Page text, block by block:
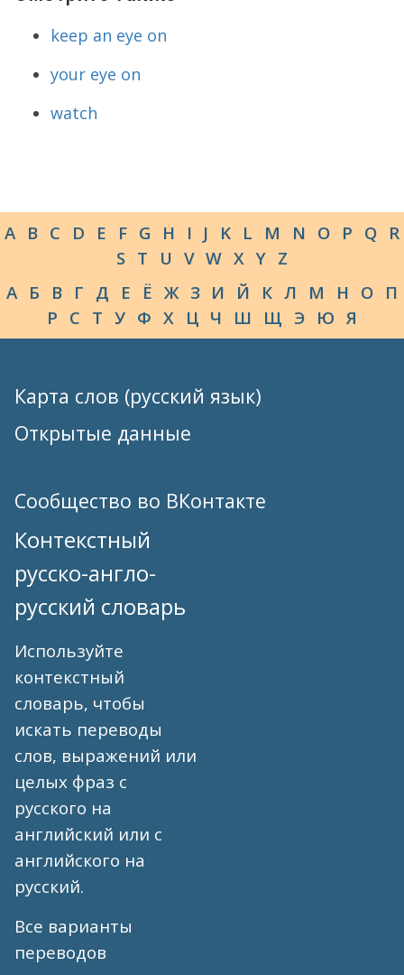
keep an eye on
your eye on
watch
A B C D E F G H I J K L M N O P Q R
S T U V W X Y Z
А Б В Г Д Е Ё Ж З И Й К Л М Н О П
Р С Т У Ф Х Ц Ч Ш Щ Э Ю Я
Карта слов (русский язык)
Открытые данные
Сообщество во ВКонтакте
Контекстный
русско-англо-
русский словарь
Используйте
контекстный
словарь, чтобы
искать переводы
слов, выражений или
целых фраз с
русского на
английский или с
английского на
русский.
Все варианты
переводов